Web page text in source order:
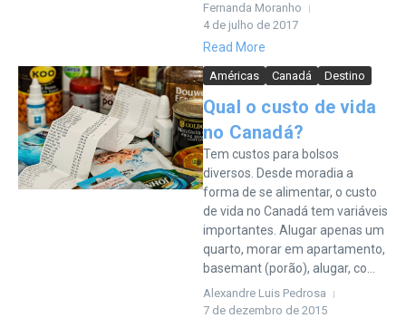
Fernanda Moranho
4 de julho de 2017
Read More
Américas Canadá Destino
Qual o custo de vida
no Canadá?
Tem custos para bolsos
diversos. Desde moradia a
forma de se alimentar, o custo
de vida no Canadá tem variáveis
importantes. Alugar apenas um
quarto, morar em apartamento,
basemant (porão), alugar, co...
Alexandre Luis Pedrosa
7 de dezembro de 2015